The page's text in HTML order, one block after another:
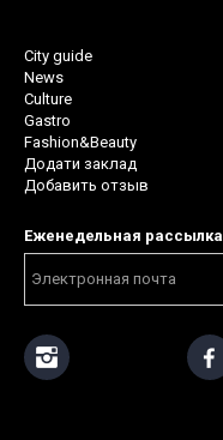
City guide
News
Culture
Gastro
Fashion&Beauty
Додати заклад
Добавить отзыв
Еженедельная рассылка